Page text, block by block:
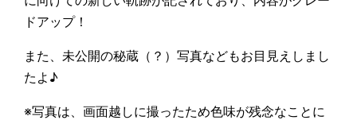
ドアップ！
また、未公開の秘蔵（？）写真などもお目見えしまし
たよ♪
※写真は、画面越しに撮ったため色味が残念なことに